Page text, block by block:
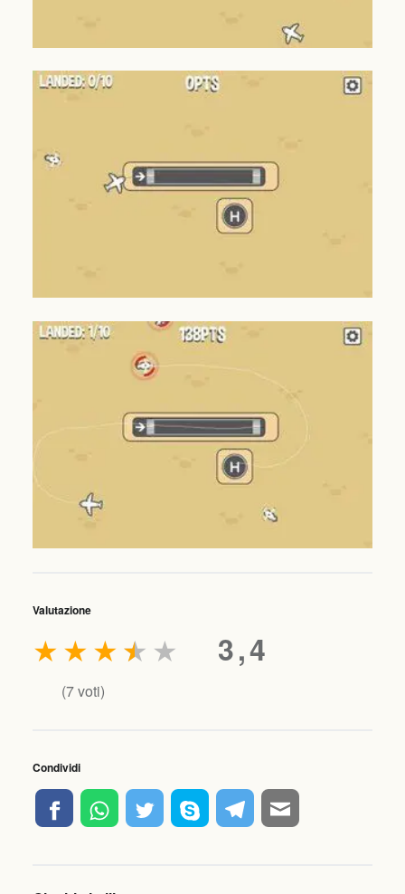
Valutazione
3,4
★
★
★
★
★
(7voti)
Condividi